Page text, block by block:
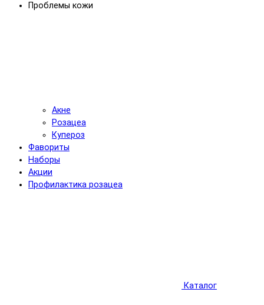
Проблемы кожи
Акне
Розацеа
Купероз
Фавориты
Наборы
Акции
Профилактика розацеа
Каталог